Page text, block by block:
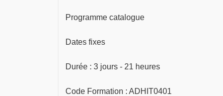
Programme catalogue
Dates fixes
Durée : 3 jours - 21 heures
Code Formation : ADHIT0401